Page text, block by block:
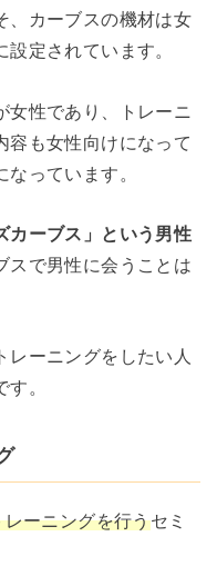
、カーブスの機材は女
定されています。
女性であり、トレーニ
容も女性向けになって
っています。
カーブス」という男性
スで男性に会うことは
レーニングをしたい人
。
ーニングを行うセミ